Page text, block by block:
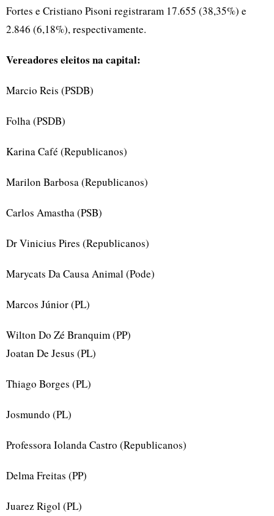
Fortes e Cristiano Pisoni registraram 17.655 (38,35%) e
2.846 (6,18%), respectivamente.
Vereadores eleitos na capital:
Marcio Reis (PSDB)
Folha (PSDB)
Karina Café (Republicanos)
Marilon Barbosa (Republicanos)
Carlos Amastha (PSB)
Dr Vinicius Pires (Republicanos)
Marycats Da Causa Animal (Pode)
Marcos Júnior (PL)
Wilton Do Zé Branquim (PP)
Joatan De Jesus (PL)
Thiago Borges (PL)
Josmundo (PL)
Professora Iolanda Castro (Republicanos)
Delma Freitas (PP)
Juarez Rigol (PL)